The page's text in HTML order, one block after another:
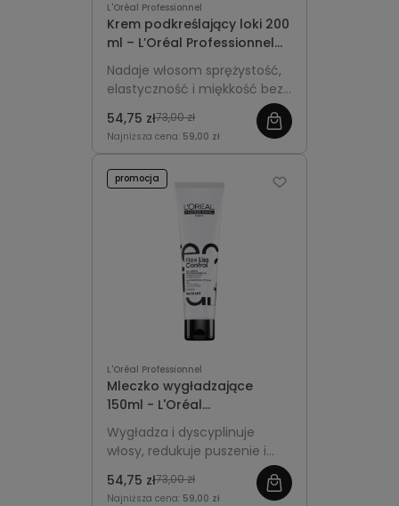
L'Oréal Professionnel
Krem podkreślający loki 200
ml – L’Oréal Professionnel
Tecni.Art Flex Curl Bounce
Nadaje włosom sprężystość,
elastyczność i miękkość bez
efektu sztywności. Chroni loki
przed wilgocią i puszeniem,
definiuje skręt i zapewnia
cały dzień.
54,75 zł73,00 zł
Najniższa cena: 59,00 zł
L'Oréal Professionnel
Mleczko wygładzające
150ml - L'Oréal
Professionnel Tecni.Art Liss
Control
Wygładza i dyscyplinuje
włosy, redukuje puszenie i
zapewnia kontrolę fryzury
nawet do 24 godzin.
54,75 zł73,00 zł
Najniższa cena: 59,00 zł
promocja